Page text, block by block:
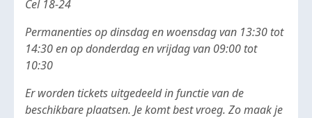
Body
Cel 18-24
Permanenties op dinsdag en woensdag van 13:30 tot
14:30 en op donderdag en vrijdag van 09:00 tot
10:30
Er worden tickets uitgedeeld in functie van de
beschikbare plaatsen. Je komt best vroeg. Zo maak je